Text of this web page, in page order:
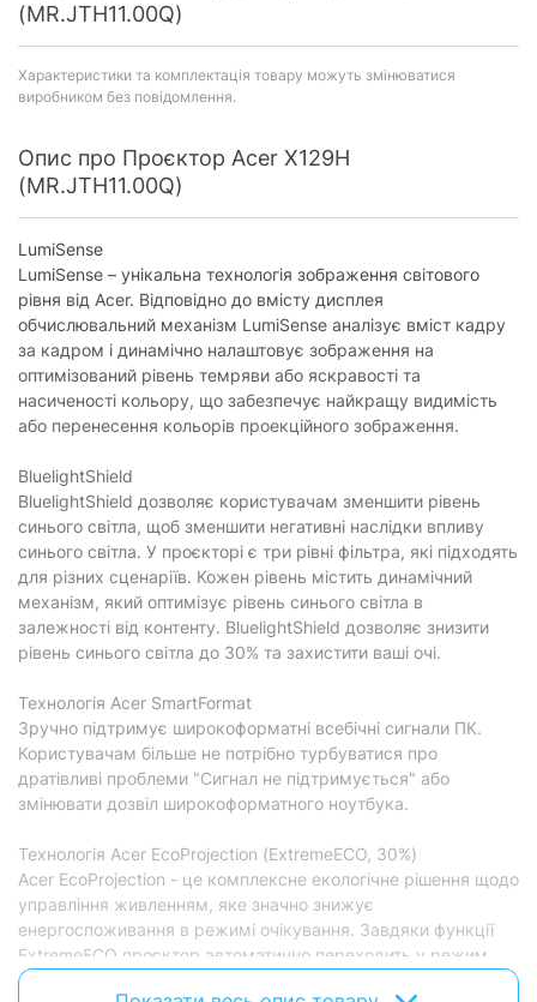
(MR.JTH11.00Q)
Характеристики та комплектація товару можуть змінюватися
виробником без повідомлення.
Опис про Проєктор Acer X129H
(MR.JTH11.00Q)
LumiSense
LumiSense – унікальна технологія зображення світового
рівня від Acer. Відповідно до вмісту дисплея
обчислювальний механізм LumiSense аналізує вміст кадру
за кадром і динамічно налаштовує зображення на
оптимізований рівень темряви або яскравості та
насиченості кольору, що забезпечує найкращу видимість
або перенесення кольорів проекційного зображення.
BluelightShield
BluelightShield дозволяє користувачам зменшити рівень
синього світла, щоб зменшити негативні наслідки впливу
синього світла. У проєкторі є три рівні фільтра, які підходять
для різних сценаріїв. Кожен рівень містить динамічний
механізм, який оптимізує рівень синього світла в
залежності від контенту. BluelightShield дозволяє знизити
рівень синього світла до 30% та захистити ваші очі.
Технологія Acer SmartFormat
Зручно підтримує широкоформатні всебічні сигнали ПК.
Користувачам більше не потрібно турбуватися про
дратівливі проблеми "Сигнал не підтримується" або
змінювати дозвіл широкоформатного ноутбука.
Технологія Acer EcoProjection (ExtremeECO, 30%)
Acer EcoProjection - це комплексне екологічне рішення щодо
управління живленням, яке значно знижує
енергоспоживання в режимі очікування. Завдяки функції
ExtremeECO проєктор автоматично переходить у режим
ExtremeECO для економії енергії за відсутності вхідного